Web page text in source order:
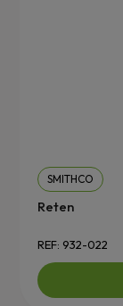
SMITHCO
Reten
REF: 932-022